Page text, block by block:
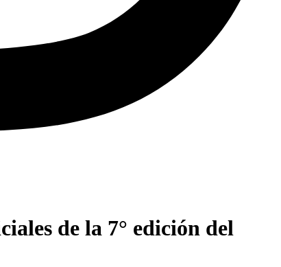
de la 7° edición del